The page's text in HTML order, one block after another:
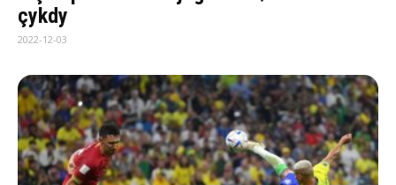
çykdy
2022-12-03